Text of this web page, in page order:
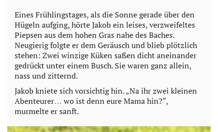
y
V
i
e
Eines Frühlingstages, als die Sonne gerade über den
Hügeln aufging, hörte Jakob ein leises, verzweifeltes
Piepsen aus dem hohen Gras nahe des Baches.
Neugierig folgte er dem Geräusch und blieb plötzlich
stehen: Zwei winzige Küken saßen dicht aneinander
gedrückt unter einem Busch. Sie waren ganz allein,
nass und zitternd.
Jakob kniete sich vorsichtig hin. „Na ihr zwei kleinen
Abenteurer… wo ist denn eure Mama hin?“,
murmelte er sanft.